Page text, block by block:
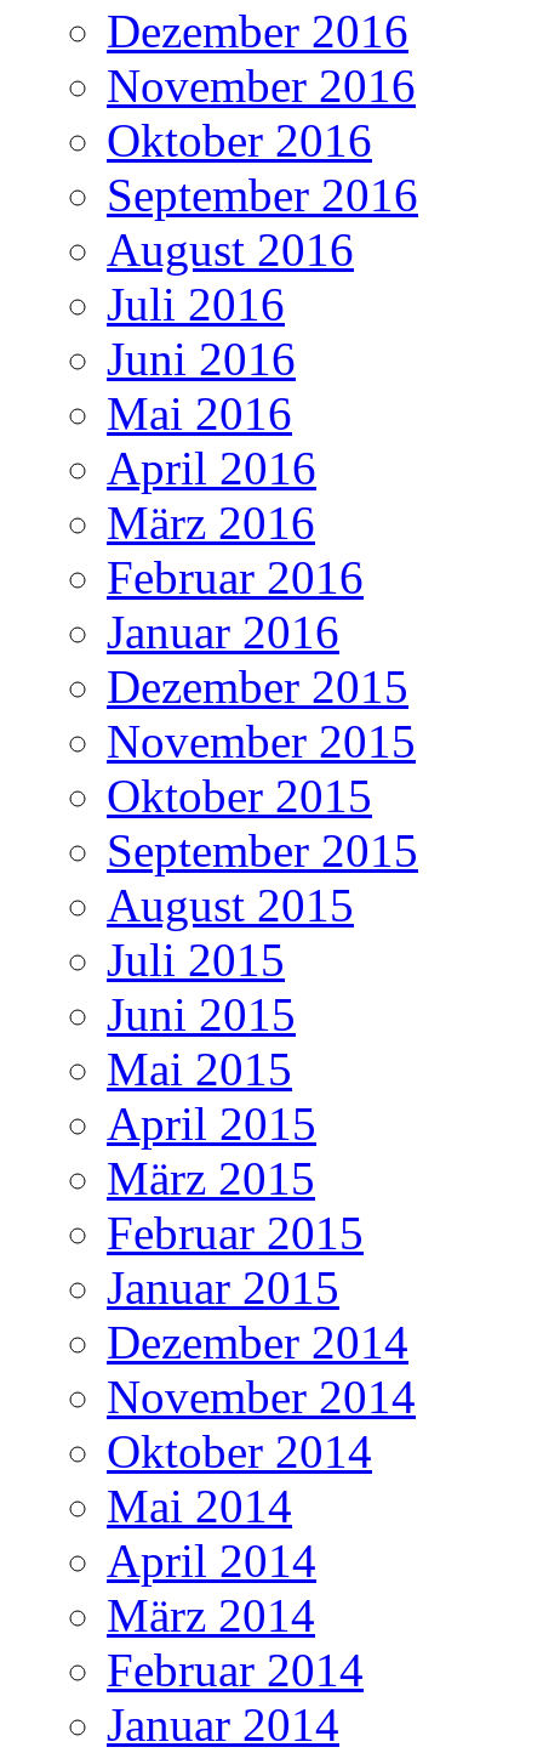
Dezember 2016
November 2016
Oktober 2016
September 2016
August 2016
Juli 2016
Juni 2016
Mai 2016
April 2016
März 2016
Februar 2016
Januar 2016
Dezember 2015
November 2015
Oktober 2015
September 2015
August 2015
Juli 2015
Juni 2015
Mai 2015
April 2015
März 2015
Februar 2015
Januar 2015
Dezember 2014
November 2014
Oktober 2014
Mai 2014
April 2014
März 2014
Februar 2014
Januar 2014